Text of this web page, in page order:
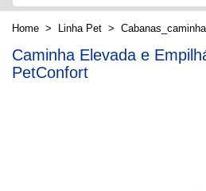
home Linha Pet
Caminha Elevada e
PetConfort